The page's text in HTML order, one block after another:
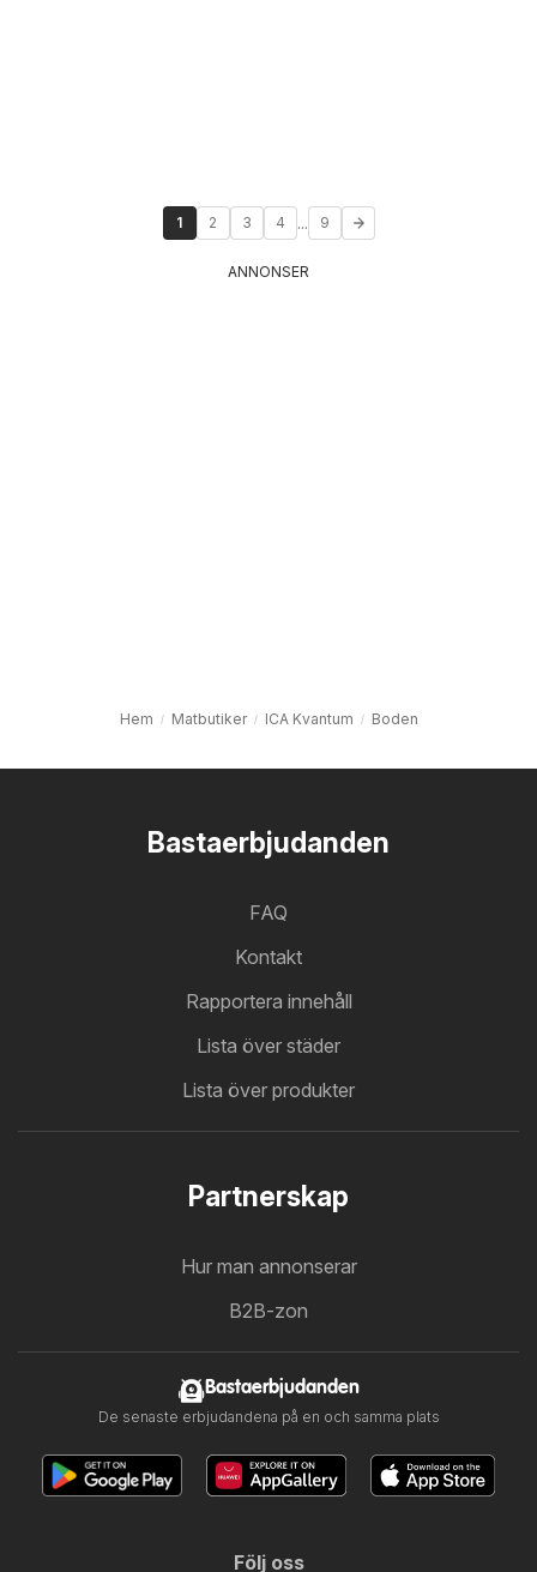
1 2 3 4 ... 9
ANNONSER
Hem Matbutiker ICA Kvantum Boden
Bastaerbjudanden
FAQ
Kontakt
Rapportera innehåll
Lista över städer
Lista över produkter
Partnerskap
Hur man annonserar
B2B-zon
Bastaerbjudanden
De senaste erbjudandena på en och samma plats
Följ oss